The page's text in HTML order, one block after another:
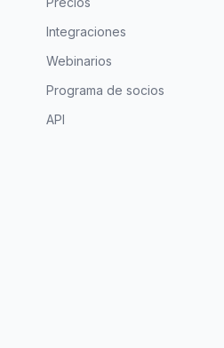
Integraciones
Webinarios
Programa de socios
API